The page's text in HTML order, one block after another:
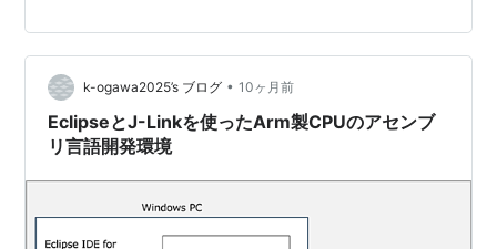
project by removing the target runtime from the
project p…
k-ogawa2025’s ブログ • 10ヶ月前
EclipseとJ-Linkを使ったArm製CPUのアセンブ
リ言語開発環境